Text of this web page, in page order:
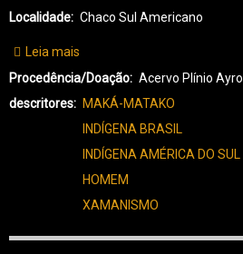
Localidade
Chaco Sul Americano
Leia mais
CH-
CHACO-
0007
Procedência/Doação
Acervo Plínio
descritores
MAKÁ-MATAKO
INDÍGENA BRASIL
INDÍGENA AMÉRICA DO SUL
HOMEM
XAMANISMO